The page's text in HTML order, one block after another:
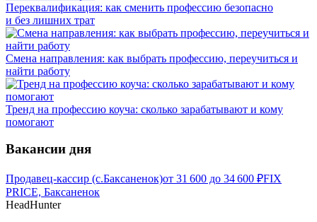
Переквалификация: как сменить профессию безопасно
и без лишних трат
Смена направления: как выбрать профессию, переучиться и
найти работу
Тренд на профессию коуча: сколько зарабатывают и кому
помогают
Вакансии дня
Продавец-кассир (с.Баксаненок)от 31 600 до 34 600 ₽FIX
PRICE, Баксаненок
HeadHunter